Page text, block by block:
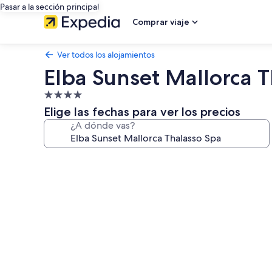
Pasar a la sección principal
Comprar viaje
Ver todos los alojamientos
Elba Sunset Mallorca
Alojamiento
de
4.0 estrellas
Elige las fechas para ver los precios
¿A dónde vas?